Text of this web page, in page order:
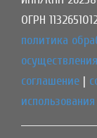
ОГРН
политика
соглашение |